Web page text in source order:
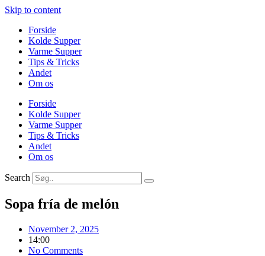
Skip to content
Forside
Kolde Supper
Varme Supper
Tips & Tricks
Andet
Om os
Forside
Kolde Supper
Varme Supper
Tips & Tricks
Andet
Om os
Search
Sopa fría de melón
November 2, 2025
14:00
No Comments